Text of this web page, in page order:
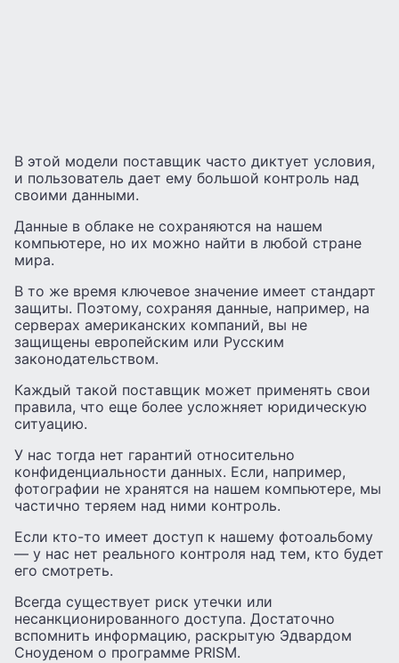
В этой модели поставщик часто диктует условия,
и пользователь дает ему большой контроль над
своими данными.
Данные в облаке не сохраняются на нашем
компьютере, но их можно найти в любой стране
мира.
В то же время ключевое значение имеет стандарт
защиты. Поэтому, сохраняя данные, например, на
серверах американских компаний, вы не
защищены европейским или Русским
законодательством.
Каждый такой поставщик может применять свои
правила, что еще более усложняет юридическую
ситуацию.
У нас тогда нет гарантий относительно
конфиденциальности данных. Если, например,
фотографии не хранятся на нашем компьютере, мы
частично теряем над ними контроль.
Если кто-то имеет доступ к нашему фотоальбому
— у нас нет реального контроля над тем, кто будет
его смотреть.
Всегда существует риск утечки или
несанкционированного доступа. Достаточно
вспомнить информацию, раскрытую Эдвардом
Сноуденом о программе PRISM.